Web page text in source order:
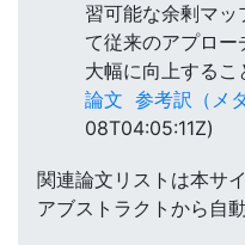
習可能な余剰マ
て従来のアプロ
大幅に向上するこ
論文 参考訳（メ
08T04:05:11Z)
関連論文リストは本サ
アブストラクトから自